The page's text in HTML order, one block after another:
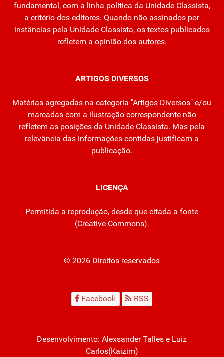
fundamental, com a linha política da Unidade Classista,
a critério dos editores. Quando não assinados por
instâncias pela Unidade Classista, os textos publicados
refletem a opinião dos autores.
ARTIGOS DIVERSOS
Matérias agregadas na categoria "Artigos Diversos" e/ou
marcadas com a ilustração correspondente não
refletem as posições da Unidade Classista. Mas pela
relevância das informações contidas justificam a
publicação.
LICENÇA
Permitida a reprodução, desde que citada a fonte
(Creative Commons).
© 2026 Direitos reservados
Facebook RSS
Desenvolvimento: Alexsander Talles e Luiz
Carlos(Kaizim)